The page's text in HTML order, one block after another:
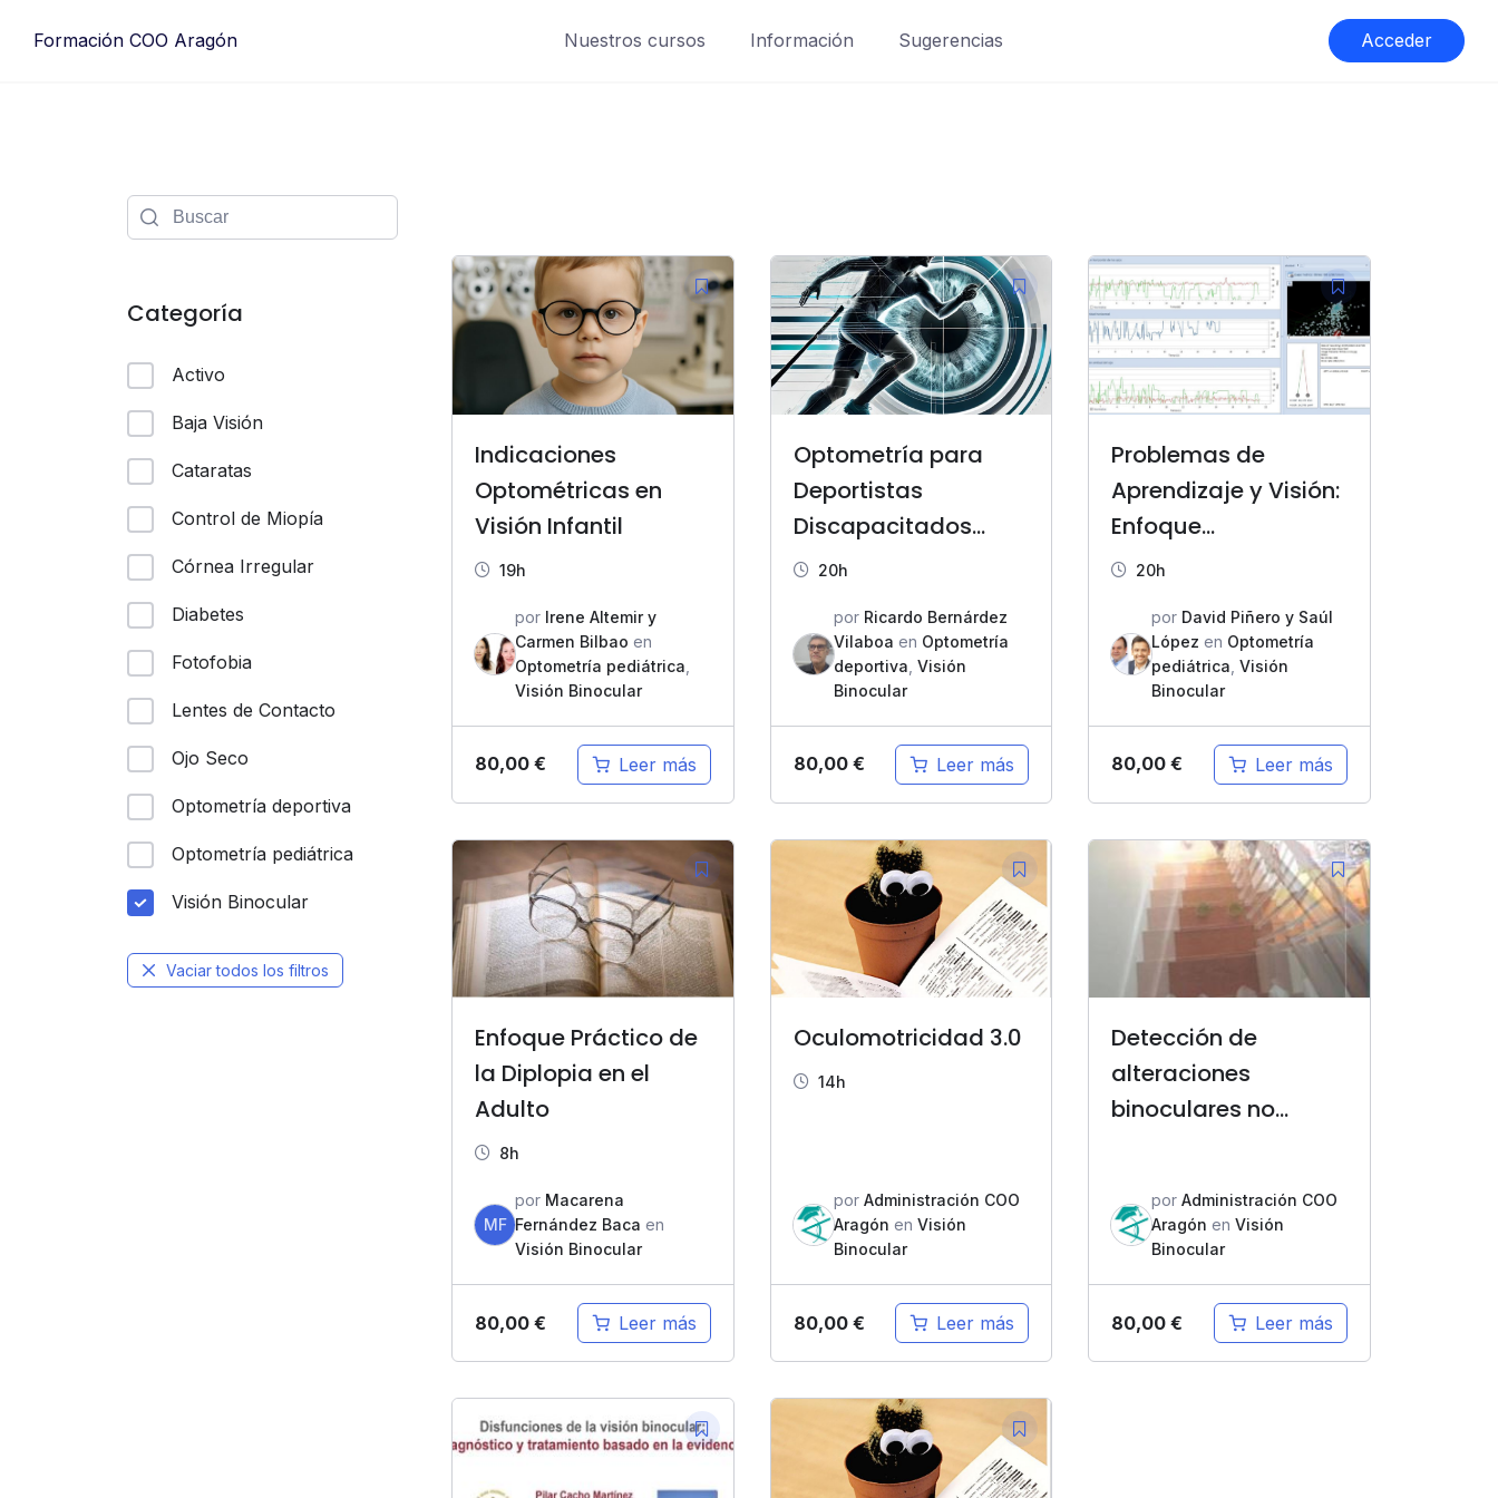
Formación COO Aragón Nuestros cursos Información Sugerencias Acceder
Categoría
Activo
Baja Visión
Cataratas
Control de Miopía
Córnea Irregular
Diabetes
Fotofobia
Lentes de Contacto
Ojo Seco
Optometría deportiva
Optometría pediátrica
Visión Binocular
Vaciar todos los filtros
Indicaciones
Optométricas en
Visión Infantil
19h
por Irene Altemir y
Carmen Bilbao en
Optometría pediátrica
Visión Binocular
80,00 € Leer más
Optometría para
Deportistas
Discapacitados
Visuales y
20h
por Ricardo Bernárdez
Vilaboa en Optometría
deportiva Visión
Binocular
80,00 € Leer más
Problemas de
Aprendizaje y Visión:
Enfoque
multidisciplinar
20h
por David Piñero y Saúl
López en Optometría
pediátrica ,Visión
Binocular
80,00€ Leer más
Enfoque Práctico de
la Diplopia en el
Adulto
8h
MF
por Macarena
Fernández Baca en
Visión Binocular
80,00 € Leer más
Oculomotricidad 3.0
14h
por Administración COO
Aragón en Visión
Binocular
80,00 € Leer más
Detección de
alteraciones
binoculares no
acomodativas y
oculomotoras y su
tratamiento
porAdministración COO
Aragón enVisión
Binocular
80,00€ Leer más